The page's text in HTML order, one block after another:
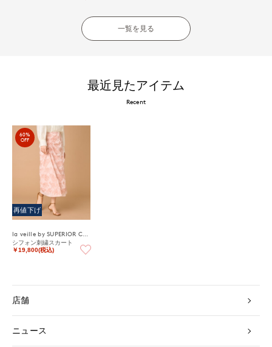
一覧を見る
最近見たアイテム
Recent
60%
OFF
再値下げ
シフォン刺繍スカート
￥19,800(税込)
店舗
ニュース